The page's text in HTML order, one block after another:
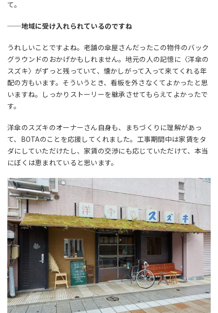
て。
──地域に受け入れられているのですね
うれしいことですよね。老舗の傘屋さんだったこの物件のバック
グラウンドのおかげかもしれません。地元の人の記憶に〈洋傘の
スズキ〉がずっと残っていて、懐かしがって入って来てくれる年
配の方もいます。そういうとき、看板を外さなくてよかったと思
いますね。しっかりストーリーを継承させてもらえてよかったで
す。
洋傘のスズキのオーナーさん自身も、まちづくりに理解があっ
て、BOTAのことを応援してくれました。工事期間中は家賃をタ
ダにしていただけたし、家賃の交渉にも応じていただけて、本当
にぼくは恵まれていると思います。